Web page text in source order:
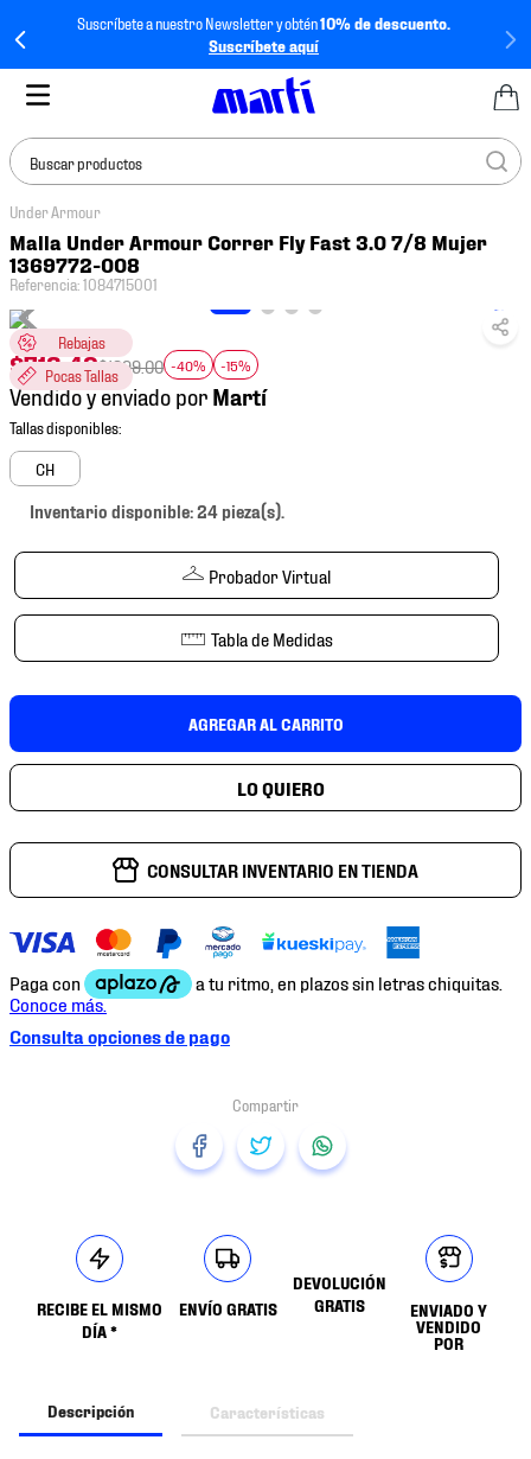
Suscríbete a nuestro Newsletter y obtén10% de descuento.
Suscríbete aquí
Buscar productos
Under Armour
Malla Under Armour Correr Fly Fast 3.0 7/8 Mujer
1369772-008
Referencia:1084715001
Rebajas
Pocas Tallas
$713.49$1399.00 -40% -15%
Vendido y enviado por
CH
Inventario disponible: 24 pieza(s).
Probador Virtual
Tabla de Medidas
AGREGAR AL CARRITO
CONSULTAR INVENTARIO EN TIENDA
Consulta opciones de pago
RECIBE EL MISMO
DÍA *
ENVÍO GRATIS
DEVOLUCIÓN
GRATIS
ENVIADO Y
VENDIDO
POR
Descripción Características
TÉRMINOS MÁS
BUSCADOS
1.
tenis mujer
2.
tenis hombre
3.
tenis
4
tenis futbol
jersey
6.
mochila
10. tenis nike